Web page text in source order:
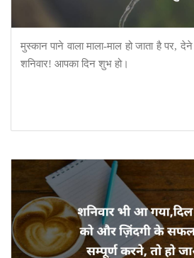
मुस्कान पाने वाला माला-माल हो जाता है पर,
शनिवार! आपका दिन शुभ हो।